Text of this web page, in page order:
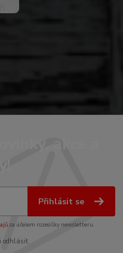
Přihlásit se
za účelem rozesílky newsletteru.
odhlásit.